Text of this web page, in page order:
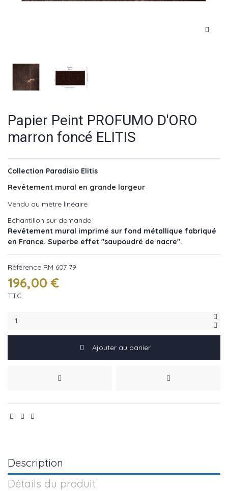
Papier Peint PROFUMO D'ORO
marron foncé ELITIS
Collection Paradisio Elitis
Revêtement mural en grande largeur
Vendu au mètre linéaire
Echantillon sur demande
Revêtement mural imprimé sur fond métallique fabriqué
en France. Superbe effet "saupoudré de nacre".
Référence RM 607 79
196,00 €
TTC
Ajouter au panier
Description
Détails du produit